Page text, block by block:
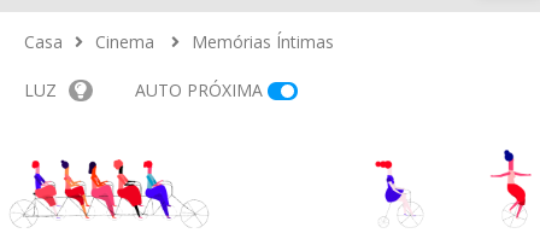
Casa Cinema Memórias Íntimas
LUZ AUTO PRÓXIMA